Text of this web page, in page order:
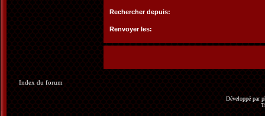
Rechercher depuis:
Renvoyer les:
Index du forum
Développé par